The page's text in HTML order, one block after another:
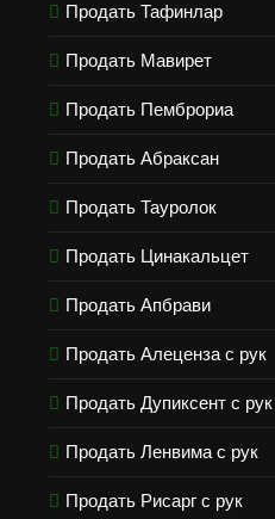
Продать Тафинлар
Продать Мавирет
Продать Пемброриа
Продать Абраксан
Продать Тауролок
Продать Цинакальцет
Продать Апбрави
Продать Алеценза с рук
Продать Дупиксент с рук
Продать Ленвима с рук
Продать Рисарг с рук